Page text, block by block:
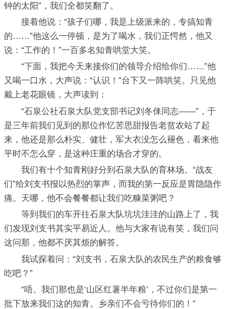
钟的太阳”，我们全都笑翻了。
接着他说：“孩子们哪，我是上级派来的，专搞知青
的……”他这么一停顿，是为了喝水，我们正愕然，他又
说：“工作的！”一百多名知青哄堂大笑。
“下面，我把今天来接你们的领导介绍给你们……”他
又喝一口水，大声说：“认识！”台下又一阵哄笑。只见他
戴上老花眼镜，大声读到：
“石泉公社石泉大队党支部书记刘冬俫同志——”，于
是三年前我们见到的那位作忆苦思甜报告老贫农站了起
来，他还是那么朴实、健壮，军大衣没怎么褪色，看来他
平时不怎么穿，是这种庄重的场合才穿的。
我们有十个知青刚好分到石泉大队的育林场。“战友
们”给刘支书报以热烈的掌声，而我的第一反应是胃隐隐作
痛。天哪，他不会餐餐都让我们吃糠菜粥吧？
等到我们的车开往石泉大队坑坑洼洼的山路上了，我
们发现刘支书其实平易近人。他与大家有说有笑，我们问
这问那，他都不厌其烦的解答。
我试探着问：“刘支书，石泉大队的农民生产的粮食够
吃吧？”
“唔。我们那也是‘山区红薯半年粮’，不过你们是第一
批下放来我们这的知青。乡亲们不会亏待你们的！”